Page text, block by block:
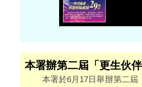
本署辦第二屆「更生伙
本署於6月17日舉辦第二屆